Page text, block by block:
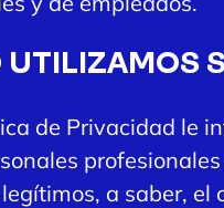
UTILIZAMOS
de Privacidad le
a saber,